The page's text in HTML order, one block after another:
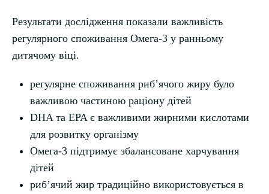
Результати дослідження показали важливість
регулярного споживання Омега-3 у ранньому
дитячому віці.
регулярне споживання рибʼячого жиру було
важливою частиною раціону дітей
DHA та EPA є важливими жирними кислотами
для розвитку організму
Омега-3 підтримує збалансоване харчування
дітей
рибʼячий жир традиційно використовується в